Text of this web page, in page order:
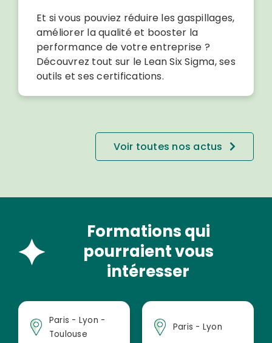
Et si vous pouviez réduire les gaspillages,
améliorer la qualité et booster la
performance de votre entreprise ?
Découvrez tout sur le Lean Six Sigma, ses
outils et ses certifications.
Voir toutes nos actus
Formations qui
pourraient vous
intéresser
Paris - Lyon -
Toulouse
Paris - Lyon